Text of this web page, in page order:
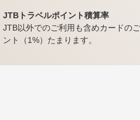
JTBトラベルポイント積算率
JTB以外でのご利用も含めカードの
ント（1%）たまります。